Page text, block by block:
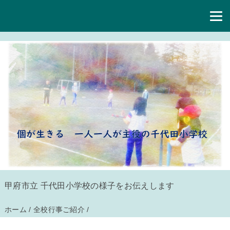
甲府市立 千代田小学校の様子をお伝えします
ホーム / 全校行事ご紹介 /